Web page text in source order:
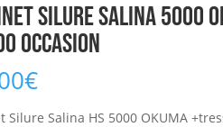
Silure Salina 5000
occasion
€
Silure Salina HS 5000 OKUMA